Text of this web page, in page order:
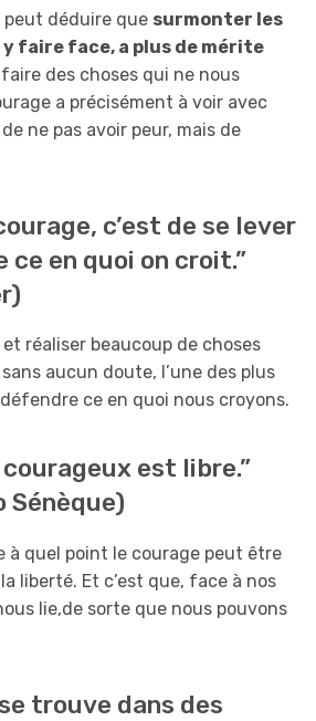
peut déduire que surmonter les
y faire face, a plus de mérite
des choses qui ne nous
a précisément à voir avec
ne pas avoir peur, mais de
c’est de se lever
ce en quoi on croit.”
réaliser beaucoup de choses
aucun doute, l’une des plus
ce en quoi nous croyons.
est libre.”
Sénèque)
à quel point le courage peut être
liberté. Et c’est que, face à nos
lie,de sorte que nous pouvons
trouve dans des